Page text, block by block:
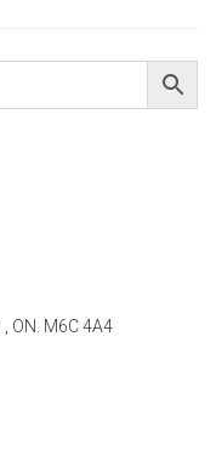
, ON. M6C 4A4